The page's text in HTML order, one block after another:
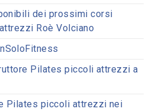
dei prossimi corsi
Roè Volciano
Pilates piccoli attrezzi a
Pilates piccoli attrezzi nei